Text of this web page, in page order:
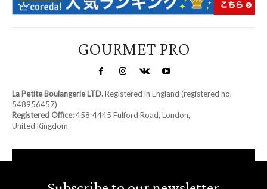
GOURMET PRO
La Petite Boulangerie LTD.Registered in England (registered no.
548956457)
Registered Office:458‑4445 Fulford Road, London,
United Kingdom